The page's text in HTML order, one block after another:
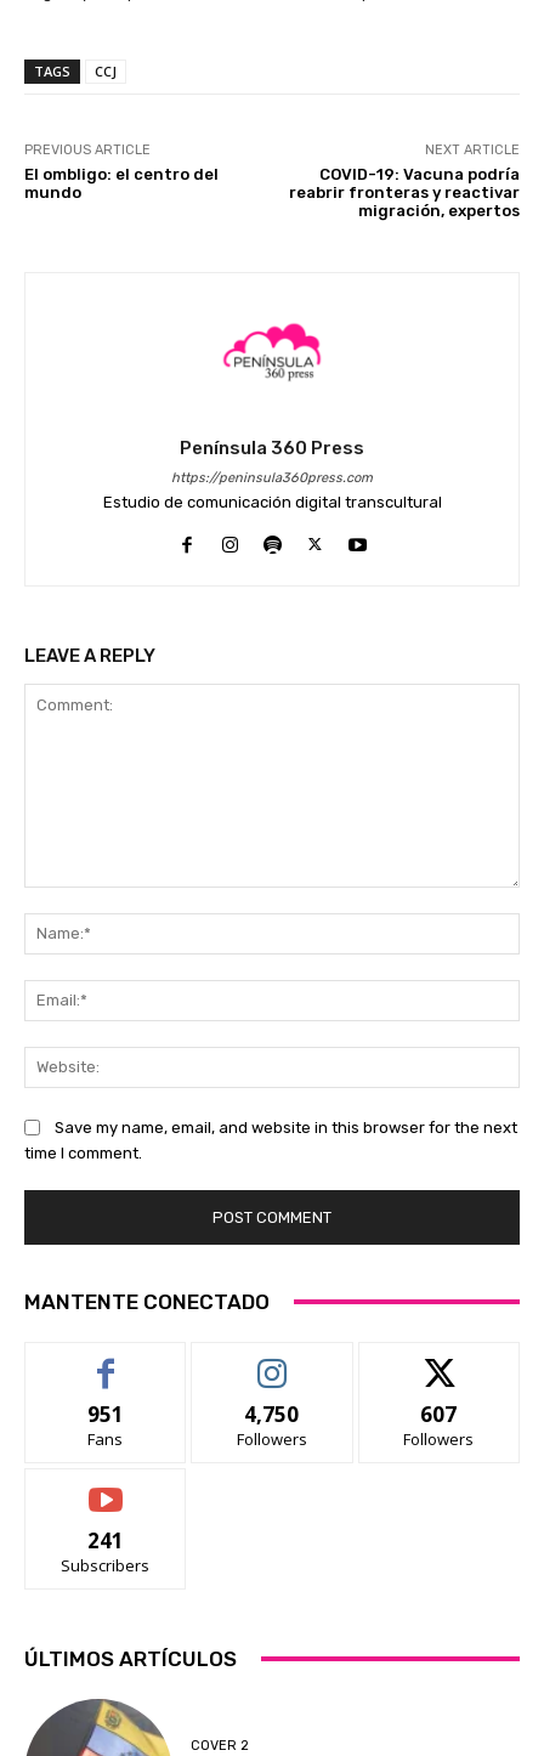
TAGS CCJ
PREVIOUS ARTICLE
El ombligo: el centro del
mundo
NEXT ARTICLE
COVID-19: Vacuna podría
reabrir fronteras y reactivar
migración, expertos
Península 360 Press
https://peninsula360press.com
Estudio de comunicación digital transcultural
LEAVE A REPLY
Save my name, email, and website in this browser for the next
time I comment.
MANTENTE CONECTADO
951
Fans
4,750
Followers
607
Followers
241
Subscribers
ÚLTIMOS ARTÍCULOS
COVER 2